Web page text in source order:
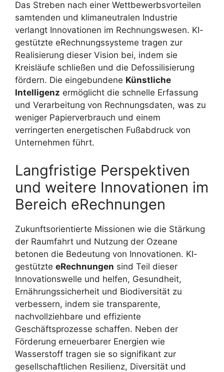
Das Streben nach einer Wettbewerbsvorteilen
samtenden und klimaneutralen Industrie
verlangt Innovationen im Rechnungswesen. KI-
gestützte eRechnungssysteme tragen zur
Realisierung dieser Vision bei, indem sie
Kreisläufe schließen und die Defossilisierung
fördern. Die eingebundene Künstliche
Intelligenz ermöglicht die schnelle Erfassung
und Verarbeitung von Rechnungsdaten, was zu
weniger Papierverbrauch und einem
verringerten energetischen Fußabdruck von
Unternehmen führt.
Langfristige Perspektiven
und weitere Innovationen im
Bereich eRechnungen
Zukunftsorientierte Missionen wie die Stärkung
der Raumfahrt und Nutzung der Ozeane
betonen die Bedeutung von Innovationen. KI-
gestützte eRechnungen sind Teil dieser
Innovationswelle und helfen, Gesundheit,
Ernährungssicherheit und Biodiversität zu
verbessern, indem sie transparente,
nachvollziehbare und effiziente
Geschäftsprozesse schaffen. Neben der
Förderung erneuerbarer Energien wie
Wasserstoff tragen sie so signifikant zur
gesellschaftlichen Resilienz, Diversität und